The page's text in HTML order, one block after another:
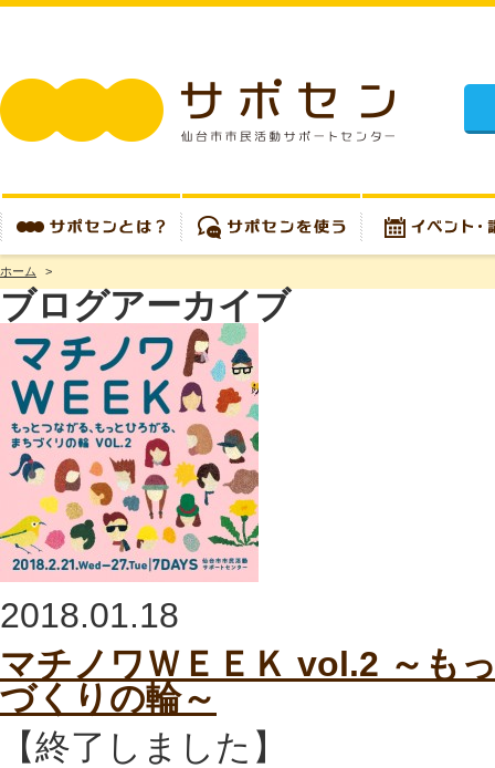
サポセンとは？ サポセンを使う イベント・講座
ホーム >
ブログアーカイブ
2018.01.18
マチノワＷＥＥＫ vol.2 ～も
づくりの輪～
【終了しました】